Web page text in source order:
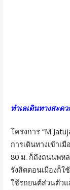
ทำเลเดินทางสะด
โครงการ “M
การเดินทางเข้าเ
80 ม. ก็ถึงถนนพห
รังสิตดอนเมืองก็ใ
ใช้รถยนต์ส่วนตัว